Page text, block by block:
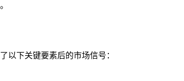
以下关键要素后的市场信号：